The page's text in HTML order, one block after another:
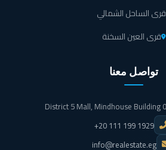
تعمل طوال اليوم بلا انقطاع في سين
قرى الساحل الشمالي
قرى العين السخنة
تواصل معنا
District 5 Mall, Mindhouse Building
+20 111 199 1929
info@realestate.eg